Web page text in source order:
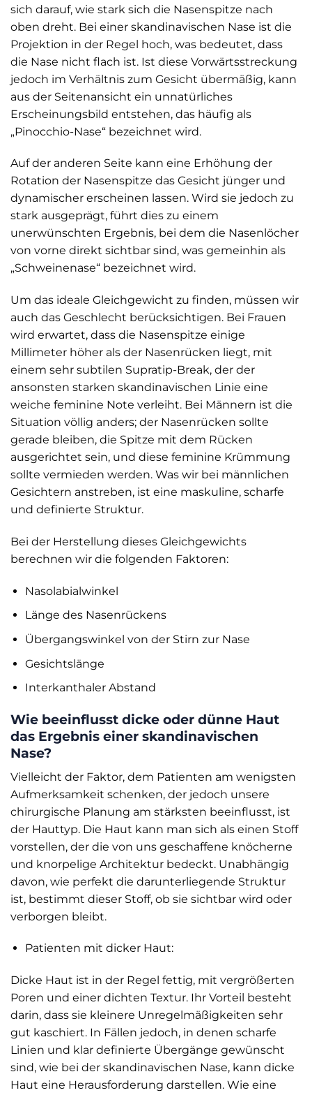
sich darauf, wie stark sich die Nasenspitze nach
oben dreht. Bei einer skandinavischen Nase ist die
Projektion in der Regel hoch, was bedeutet, dass
die Nase nicht flach ist. Ist diese Vorwärtsstreckung
jedoch im Verhältnis zum Gesicht übermäßig, kann
aus der Seitenansicht ein unnatürliches
Erscheinungsbild entstehen, das häufig als
„Pinocchio-Nase“ bezeichnet wird.
Auf der anderen Seite kann eine Erhöhung der
Rotation der Nasenspitze das Gesicht jünger und
dynamischer erscheinen lassen. Wird sie jedoch zu
stark ausgeprägt, führt dies zu einem
unerwünschten Ergebnis, bei dem die Nasenlöcher
von vorne direkt sichtbar sind, was gemeinhin als
„Schweinenase“ bezeichnet wird.
Um das ideale Gleichgewicht zu finden, müssen wir
auch das Geschlecht berücksichtigen. Bei Frauen
wird erwartet, dass die Nasenspitze einige
Millimeter höher als der Nasenrücken liegt, mit
einem sehr subtilen Supratip-Break, der der
ansonsten starken skandinavischen Linie eine
weiche feminine Note verleiht. Bei Männern ist die
Situation völlig anders; der Nasenrücken sollte
gerade bleiben, die Spitze mit dem Rücken
ausgerichtet sein, und diese feminine Krümmung
sollte vermieden werden. Was wir bei männlichen
Gesichtern anstreben, ist eine maskuline, scharfe
und definierte Struktur.
Bei der Herstellung dieses Gleichgewichts
berechnen wir die folgenden Faktoren:
Nasolabialwinkel
Länge des Nasenrückens
Übergangswinkel von der Stirn zur Nase
Gesichtslänge
Interkanthaler Abstand
Wie beeinflusst dicke oder dünne Haut
das Ergebnis einer skandinavischen
Nase?
Vielleicht der Faktor, dem Patienten am wenigsten
Aufmerksamkeit schenken, der jedoch unsere
chirurgische Planung am stärksten beeinflusst, ist
der Hauttyp. Die Haut kann man sich als einen Stoff
vorstellen, der die von uns geschaffene knöcherne
und knorpelige Architektur bedeckt. Unabhängig
davon, wie perfekt die darunterliegende Struktur
ist, bestimmt dieser Stoff, ob sie sichtbar wird oder
verborgen bleibt.
Patienten mit dicker Haut:
Dicke Haut ist in der Regel fettig, mit vergrößerten
Poren und einer dichten Textur. Ihr Vorteil besteht
darin, dass sie kleinere Unregelmäßigkeiten sehr
gut kaschiert. In Fällen jedoch, in denen scharfe
Linien und klar definierte Übergänge gewünscht
sind, wie bei der skandinavischen Nase, kann dicke
Haut eine Herausforderung darstellen. Wie eine